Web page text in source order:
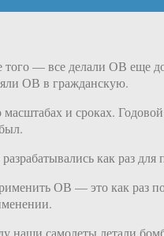
— все делали ОВ еще
ОВ в гражданскую.
масштабах и сроках.
как раз
ОВ — это как раз
наши самолеты летали